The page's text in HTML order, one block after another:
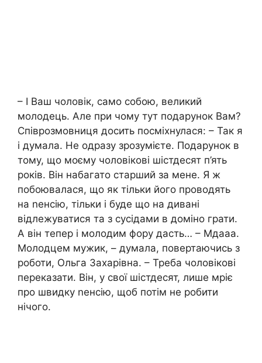
– І Ваш чоловік, само собою, великий
молодець. Але при чому тут подарунок Вам?
Співрозмовниця досить посміхнулася: – Так я
і думала. Не одразу зрозумієте. Подарунок в
тому, що моєму чоловікові шістдесят п’ять
років. Він набагато старший за мене. Я ж
побоювалася, що як тільки його проводять
на nенсію, тільки і буде що на дивані
відлежуватися та з сусідами в доміно грати.
А він тепер і молодим фору дасть… – Мдааа.
Молодцем мужик, – думала, повертаючись з
роботи, Ольга Захарівна. – Треба чоловікові
переказати. Він, у свої шістдесят, лише мріє
про швидку nенсію, щоб потім не робити
нічого.